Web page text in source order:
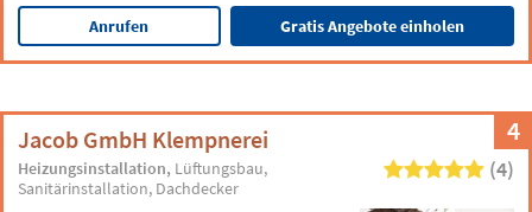
Anrufen Gratis Angebote einholen
4
Jacob GmbH Klempnerei
Heizungsinstallation Lüftungsbau
Sanitärinstallation Dachdecker
(4)